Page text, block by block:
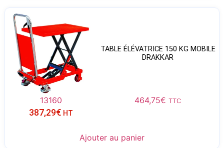
TABLE ÉLÉVATRICE 150 KG MOBILE
DRAKKAR
13160 464,75€ TTC
387,29€ HT
Ajouter au panier